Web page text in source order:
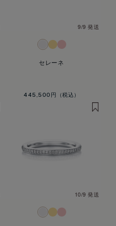
9/9 発送
セレーネ
445,500円
10/9 発送